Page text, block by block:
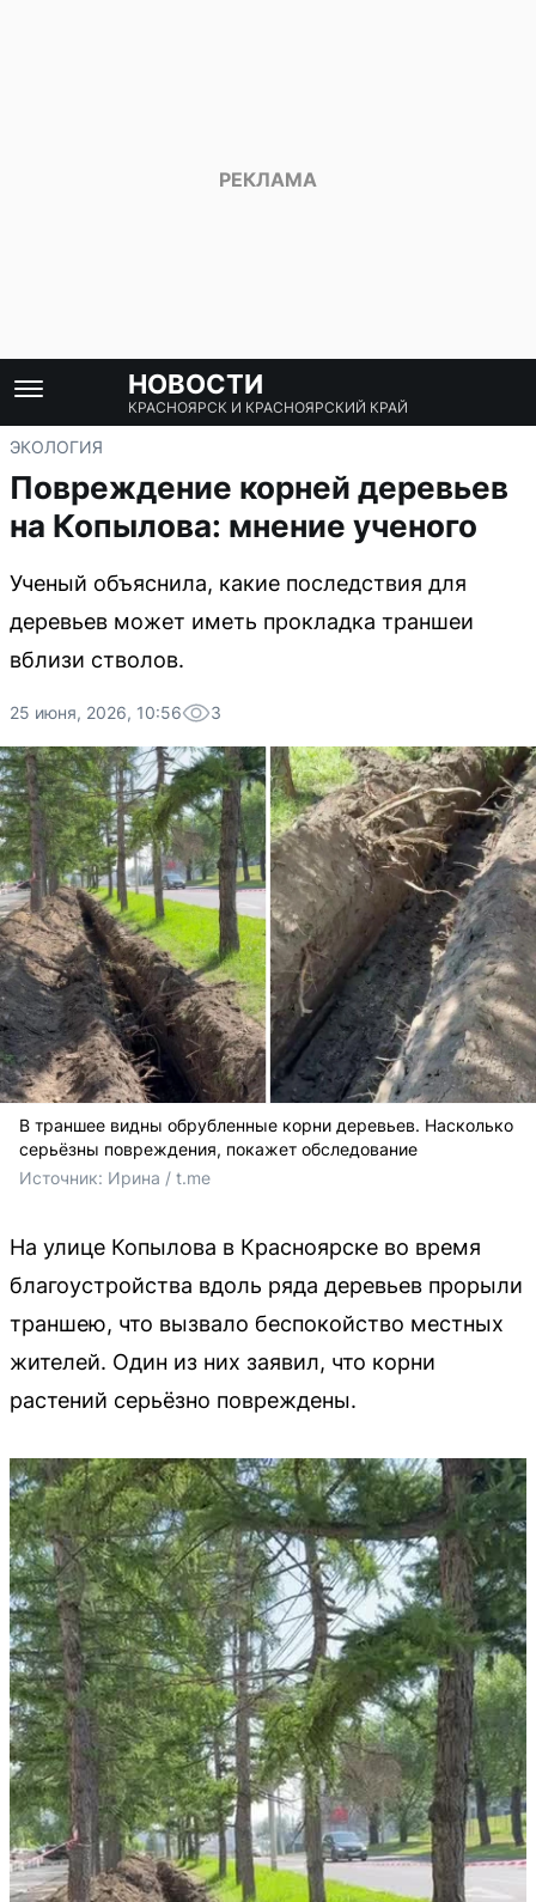
НОВОСТИ
КРАСНОЯРСК И КРАСНОЯРСКИЙ КРАЙ
ЭКОЛОГИЯ
Повреждение корней деревьев
на Копылова: мнение ученого
Ученый объяснила, какие последствия для
деревьев может иметь прокладка траншеи
вблизи стволов.
25 июня, 2026, 10:56 3
В траншее видны обрубленные корни деревьев. Насколько
серьёзны повреждения, покажет обследование
Источник: Ирина / t.me
На улице Копылова в Красноярске во время
благоустройства вдоль ряда деревьев прорыли
траншею, что вызвало беспокойство местных
жителей. Один из них заявил, что корни
растений серьёзно повреждены.